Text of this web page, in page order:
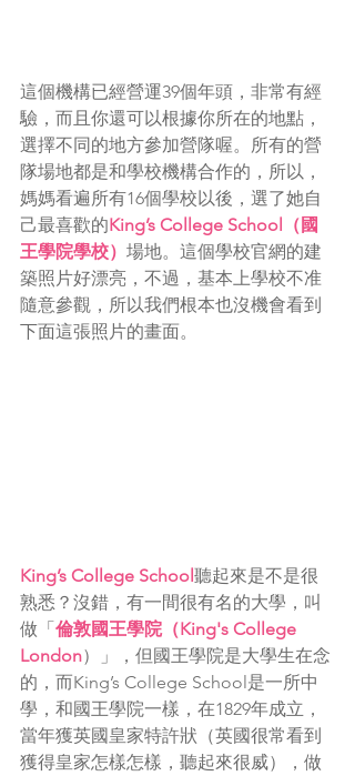
這個機構已經營運39個年頭，非常有經
驗，而且你還可以根據你所在的地點，
選擇不同的地方參加營隊喔。所有的營
隊場地都是和學校機構合作的，所以，
媽媽看遍所有16個學校以後，選了她自
己最喜歡的King’s College School（國
王學院學校） 場地。這個學校官網的建
築照片好漂亮，不過，基本上學校不准
隨意參觀，所以我們根本也沒機會看到
下面這張照片的畫面。
King’s College School聽起來是不是很
熟悉？沒錯，有一間很有名的大學，叫
做「倫敦國王學院（King's College
London）」，但國王學院是大學生在念
的，而King’s College School是一所中
學，和國王學院一樣，在1829年成立，
當年獲英國皇家特許狀（英國很常看到
獲得皇家怎樣怎樣，聽起來很威），做